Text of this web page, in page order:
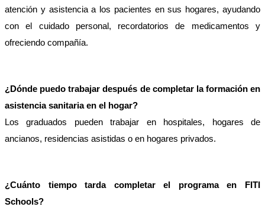
atención y asistencia a los pacientes en sus hogares, ayudando
con el cuidado personal, recordatorios de medicamentos y
ofreciendo compañía.
¿Dónde puedo trabajar después de completar la formación en
asistencia sanitaria en el hogar?
Los graduados pueden trabajar en hospitales, hogares de
ancianos, residencias asistidas o en hogares privados.
¿Cuánto tiempo tarda completar el programa en FITI
Schools?